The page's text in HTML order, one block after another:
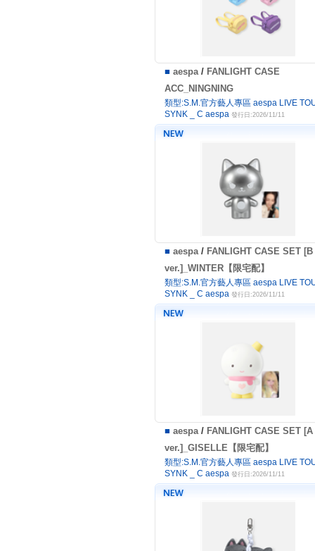
■ aespa/ FANLIGHT CASE
ACC_NINGNING
類型:S.M.官方藝人專區 aespa LIVE
SYNK _ C aespa 發行日:2026/11/11
■ aespa/ FANLIGHT CASE SET [B
ver.]_WINTER【限宅配】
類型:S.M.官方藝人專區 aespa LIVE
SYNK _ C aespa 發行日:2026/11/11
■ aespa/ FANLIGHT CASE SET [A
ver.]_GISELLE【限宅配】
類型:S.M.官方藝人專區 aespa LIVE
SYNK _ C aespa 發行日:2026/11/11